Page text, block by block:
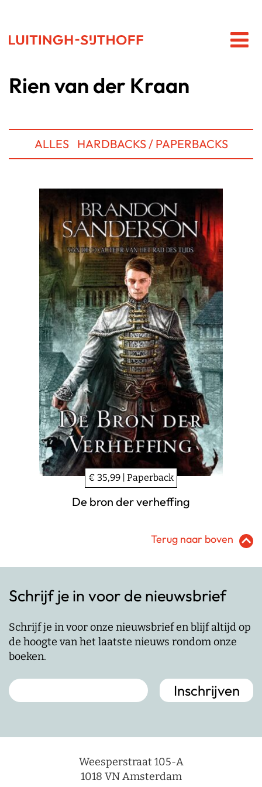
Rien van der Kraan
ALLES HARDBACKS / PAPERBACKS
€ 35,99 | Paperback
De bron der verheffing
Terug naar boven
Schrijf je in voor de nieuwsbrief
Schrijf je in voor onze nieuwsbrief en blijf altijd op
de hoogte van het laatste nieuws rondom onze
boeken.
Weesperstraat 105-A
1018 VN Amsterdam